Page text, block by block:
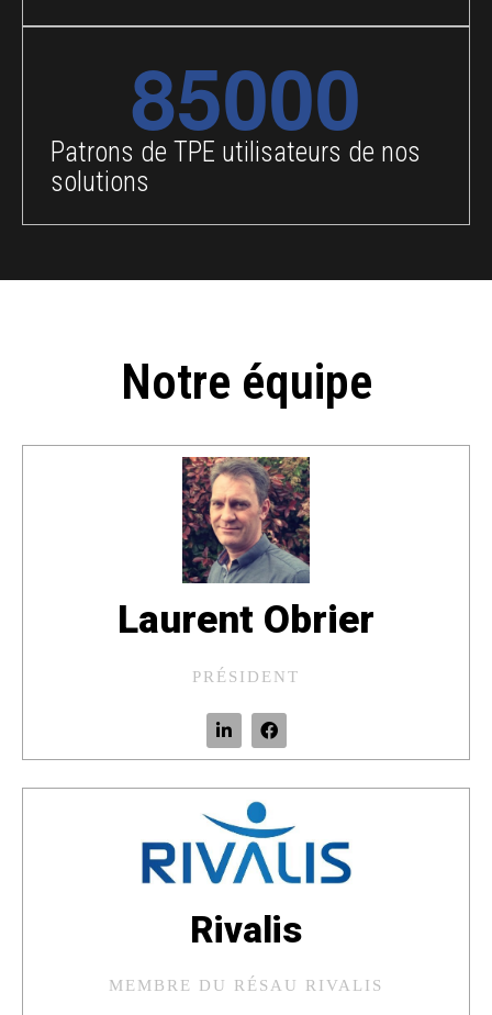
Patrons de TPE utilisateurs de nos
solutions
85000
Notre équipe
Laurent Obrier
PRÉSIDENT
Rivalis​
MEMBRE DU RÉSAU RIVALIS